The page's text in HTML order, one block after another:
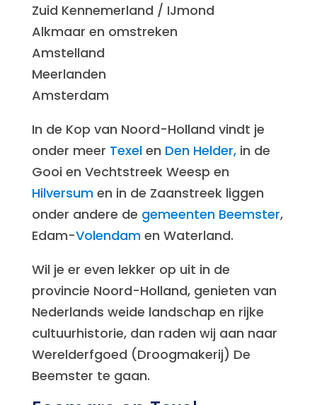
Zuid Kennemerland / IJmond
Alkmaar en omstreken
Amstelland
Meerlanden
Amsterdam
In de Kop van Noord-Holland vindt je
onder meer Texelen Den Helder,in de
Gooi en Vechtstreek Weesp en
Hilversumen in de Zaanstreek liggen
onder andere de gemeenten Beemster,
Edam-Volendamen Waterland.
Wil je er even lekker op uit in de
provincie Noord-Holland, genieten van
Nederlands weide landschap en rijke
cultuurhistorie, dan raden wij aan naar
Werelderfgoed (Droogmakerij) De
Beemster te gaan.